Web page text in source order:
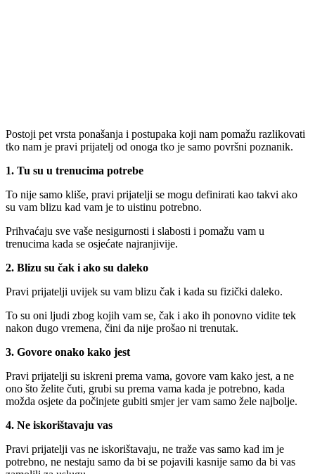
Postoji pet vrsta ponašanja i postupaka koji nam pomažu razlikovati
tko nam je pravi prijatelj od onoga tko je samo površni poznanik.
1. Tu su u trenucima potrebe
To nije samo kliše, pravi prijatelji se mogu definirati kao takvi ako
su vam blizu kad vam je to uistinu potrebno.
Prihvaćaju sve vaše nesigurnosti i slabosti i pomažu vam u
trenucima kada se osjećate najranjivije.
2. Blizu su čak i ako su daleko
Pravi prijatelji uvijek su vam blizu čak i kada su fizički daleko.
To su oni ljudi zbog kojih vam se, čak i ako ih ponovno vidite tek
nakon dugo vremena, čini da nije prošao ni trenutak.
3. Govore onako kako jest
Pravi prijatelji su iskreni prema vama, govore vam kako jest, a ne
ono što želite čuti, grubi su prema vama kada je potrebno, kada
možda osjete da počinjete gubiti smjer jer vam samo žele najbolje.
4. Ne iskorištavaju vas
Pravi prijatelji vas ne iskorištavaju, ne traže vas samo kad im je
potrebno, ne nestaju samo da bi se pojavili kasnije samo da bi vas